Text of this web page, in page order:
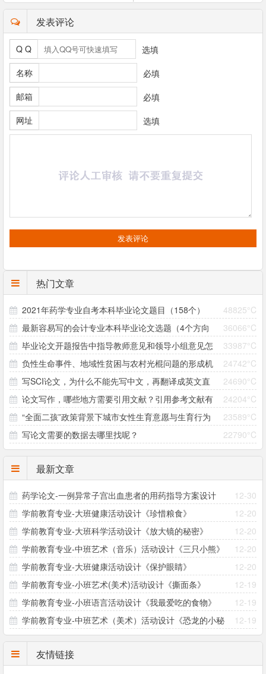
发表评论
Q Q
选填
名称
必填
邮箱
必填
网址
选填
热门文章
48825°C
2021年药学专业自考本科毕业论文题目（158个）
36066°C
最新容易写的会计专业本科毕业论文选题（4个方向
33个题目）
33987°C
毕业论文开题报告中指导教师意见和领导小组意见怎
么写？
24742°C
负性生命事件、地域性贫困与农村光棍问题的形成机
制研究 ——以大别山村为个案
24690°C
写SCI论文，为什么不能先写中文，再翻译成英文直
接投稿？
24204°C
论文写作，哪些地方需要引用文献？引用参考文献有
哪些注意事项？
23589°C
“全面二孩”政策背景下城市女性生育意愿与生育行为
差异研究
22790°C
写论文需要的数据去哪里找呢？
最新文章
12-30
药学论文-一例异常子宫出血患者的用药指导方案设计
12-20
学前教育专业-大班健康活动设计《珍惜粮食》
12-20
学前教育专业-大班科学活动设计《放大镜的秘密》
12-20
学前教育专业-中班艺术（音乐）活动设计《三只小熊》
12-20
学前教育专业-大班健康活动设计《保护眼睛》
12-19
学前教育专业-小班艺术(美术)活动设计《撕面条》
12-19
学前教育专业-小班语言活动设计《我最爱吃的食物》
12-19
学前教育专业-中班艺术（美术）活动设计《恐龙的小秘
密》
友情链接